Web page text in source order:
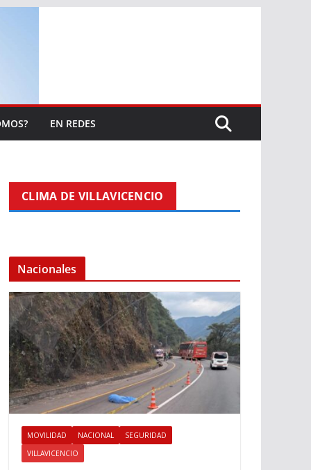
EN REDES
CLIMA DE VILLAVICENCIO
Nacionales
MOVILIDAD NACIONAL
SEGURIDAD
VILLAVICENCIO